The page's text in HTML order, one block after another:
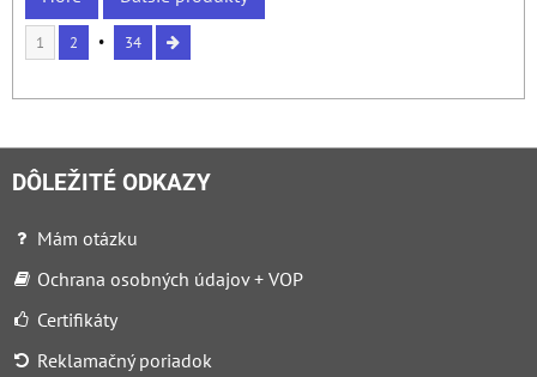
1 2 34
DÔLEŽITÉ ODKAZY
Mám otázku
Ochrana osobných údajov + VOP
Certifikáty
Reklamačný poriadok